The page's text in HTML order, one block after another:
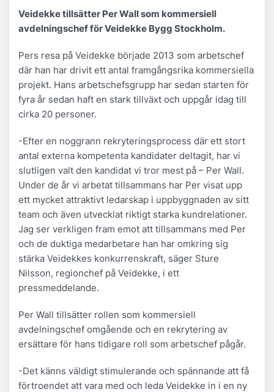
Veidekke tillsätter Per Wall som kommersiell
avdelningschef för Veidekke Bygg Stockholm.
Pers resa på Veidekke började 2013 som arbetschef
där han har drivit ett antal framgångsrika kommersiella
projekt. Hans arbetschefsgrupp har sedan starten för
fyra år sedan haft en stark tillväxt och uppgår idag till
cirka 20 personer.
-Efter en noggrann rekryteringsprocess där ett stort
antal externa kompetenta kandidater deltagit, har vi
slutligen valt den kandidat vi tror mest på – Per Wall.
Under de år vi arbetat tillsammans har Per visat upp
ett mycket attraktivt ledarskap i uppbyggnaden av sitt
team och även utvecklat riktigt starka kundrelationer.
Jag ser verkligen fram emot att tillsammans med Per
och de duktiga medarbetare han har omkring sig
stärka Veidekkes konkurrenskraft, säger Sture
Nilsson, regionchef på Veidekke, i ett
pressmeddelande.
Per Wall tillsätter rollen som kommersiell
avdelningschef omgående och en rekrytering av
ersättare för hans tidigare roll som arbetschef pågår.
-Det känns väldigt stimulerande och spännande att få
förtroendet att vara med och leda Veidekke in i en ny